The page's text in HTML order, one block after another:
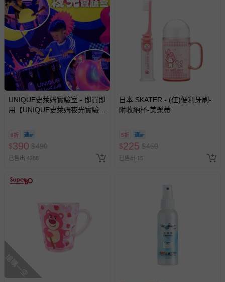
UNIQUE史萊姆實驗室 - 即買即
用【UNIQUE史萊姆夜光實驗室
訂單編號兌換，逾期作廢) (大
人小孩均一價(3歲以上需購票))
8折
$390 $490
已售出 4288
日本 SKATER - (任)便利牙刷-
附收納杯-美樂蒂
5折
$225 $450
已售出 15
搶購一空